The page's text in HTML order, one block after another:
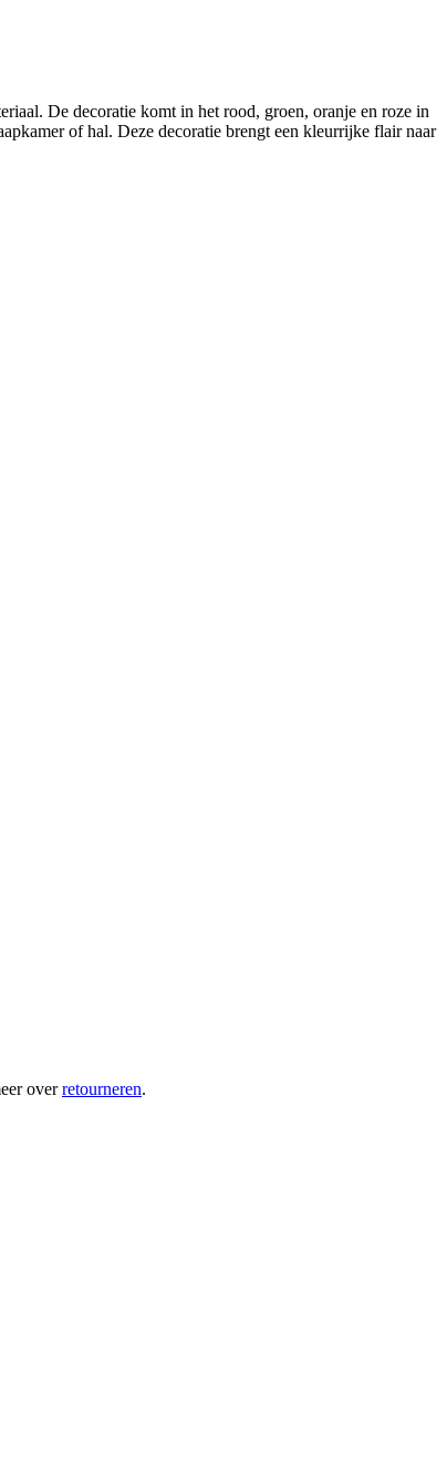
De decoratie komt in het rood, groen, oranje en roze in
of hal. Deze decoratie brengt een kleurrijke flair naar
overretourneren.